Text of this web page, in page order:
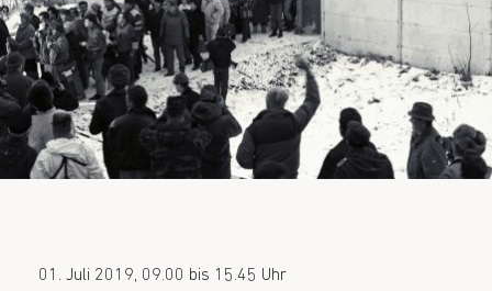
01. Juli 2019, 09.00 bis 15.45 Uhr